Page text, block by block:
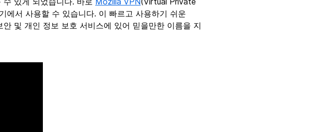
서 사용할 수 있습니다. 이 빠르고 사용하기 쉬운
및 개인 정보 보호 서비스에 있어 믿을만한 이름을 지